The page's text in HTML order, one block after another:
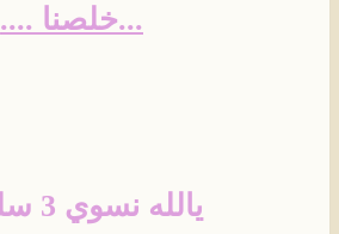
...خلصنا ....
يالله نسوي 3 سلسله